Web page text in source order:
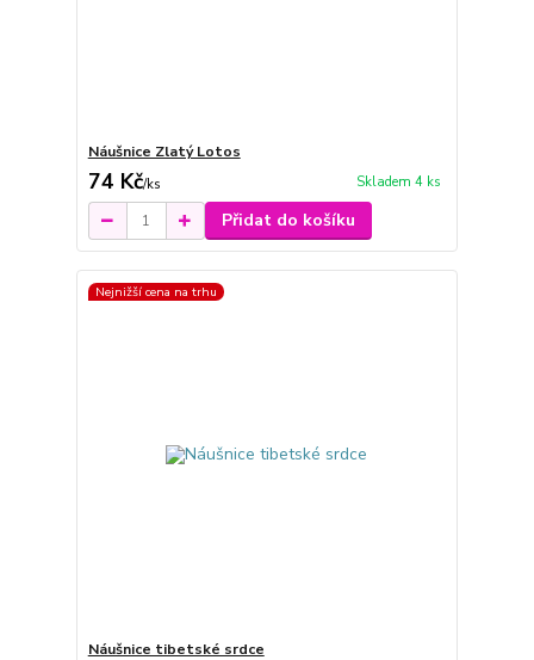
Náušnice Zlatý Lotos
74 Kč/ks Skladem 4 ks
Přidat do košíku
Nejnižší cena na trhu
Náušnice tibetské srdce